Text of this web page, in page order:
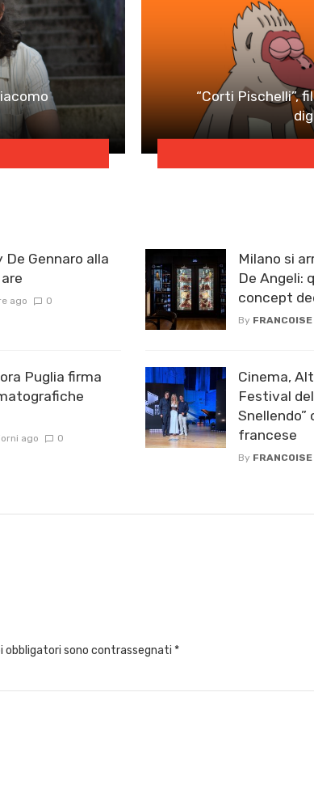
“Corti Pischelli”,
De Gennaro alla
ago 0
Puglia firma
ago 0
Milano si
De Angeli:
concept
By
Cinema,
Festival
Snellendo”
francese
By
obbligatori sono contrassegnati *